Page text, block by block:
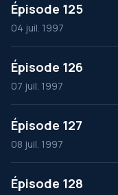
Épisode 125
04 juil. 1997
Épisode 126
07 juil. 1997
Épisode 127
08 juil. 1997
Épisode 128